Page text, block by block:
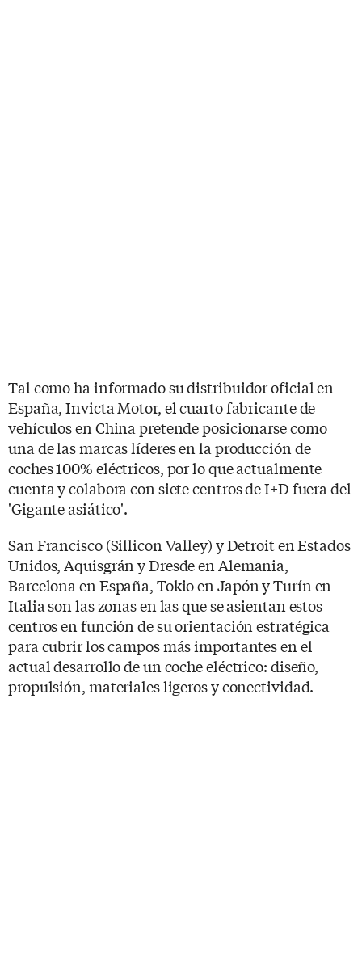
Tal como ha informado su distribuidor oficial en
España, Invicta Motor, el cuarto fabricante de
vehículos en China pretende posicionarse como
una de las marcas líderes en la producción de
coches 100% eléctricos, por lo que actualmente
cuenta y colabora con siete centros de I+D fuera del
'Gigante asiático'.
San Francisco (Sillicon Valley) y Detroit en Estados
Unidos, Aquisgrán y Dresde en Alemania,
Barcelona en España, Tokio en Japón y Turín en
Italia son las zonas en las que se asientan estos
centros en función de su orientación estratégica
para cubrir los campos más importantes en el
actual desarrollo de un coche eléctrico: diseño,
propulsión, materiales ligeros y conectividad.